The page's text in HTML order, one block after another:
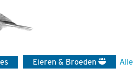
Eieren & Broeden